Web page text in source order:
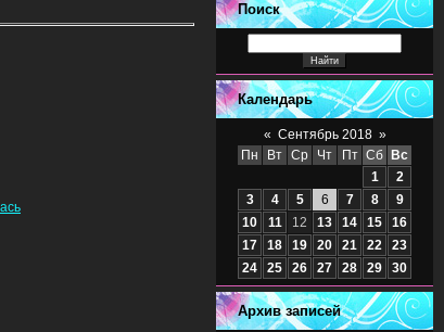
Поиск
Календарь
« Сентябрь 2018 »
Пн
Вт Ср Чт Пт Сб
Вс
1
2
3
4 5 6 7 8
9
10
11 12 13 14 15
16
17
18 19 20 21 22
23
24
25 26 27 28 29 30
Архив записей